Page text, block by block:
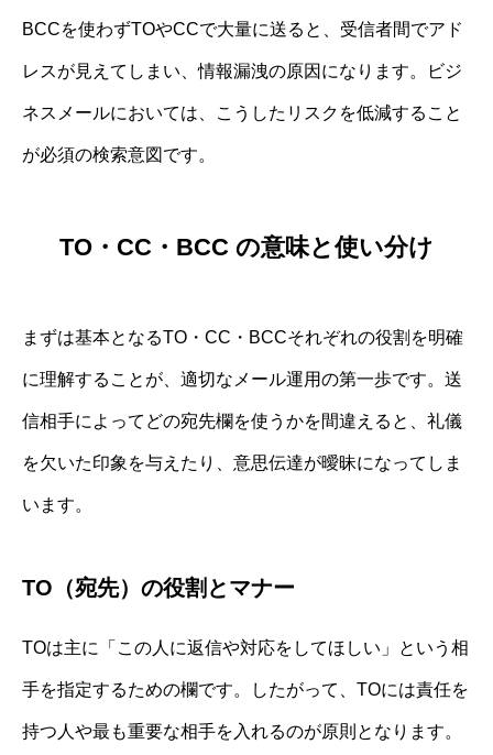
BCCを使わずTOやCCで大量に送ると、受信者間でアド
レスが見えてしまい、情報漏洩の原因になります。ビジ
ネスメールにおいては、こうしたリスクを低減すること
が必須の検索意図です。
TO・CC・BCC の意味と使い分け
まずは基本となるTO・CC・BCCそれぞれの役割を明確
に理解することが、適切なメール運用の第一歩です。送
信相手によってどの宛先欄を使うかを間違えると、礼儀
を欠いた印象を与えたり、意思伝達が曖昧になってしま
います。
TO（宛先）の役割とマナー
TOは主に「この人に返信や対応をしてほしい」という相
手を指定するための欄です。したがって、TOには責任を
持つ人や最も重要な相手を入れるのが原則となります。